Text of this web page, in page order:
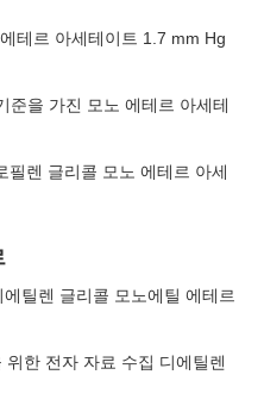
테르 아세테이트 1.7 mm Hg
준을 가진 모노 에테르 아세테
필렌 글리콜 모노 에테르 아세
틸렌 글리콜 모노에틸 에테르
한 전자 자료 수집 디에틸렌